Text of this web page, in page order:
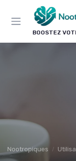
BOOSTEZ
Nootropiques
Panneau de gestion